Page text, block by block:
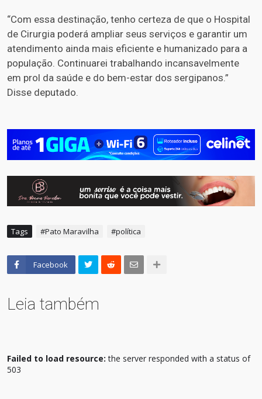
“Com essa destinação, tenho certeza de que o Hospital
de Cirurgia poderá ampliar seus serviços e garantir um
atendimento ainda mais eficiente e humanizado para a
população. Continuarei trabalhando incansavelmente
em prol da saúde e do bem-estar dos sergipanos.”
Disse deputado.
Tags #Pato Maravilha #política
Facebook
Leia também
Failed to load resource: the server responded with a status of
503